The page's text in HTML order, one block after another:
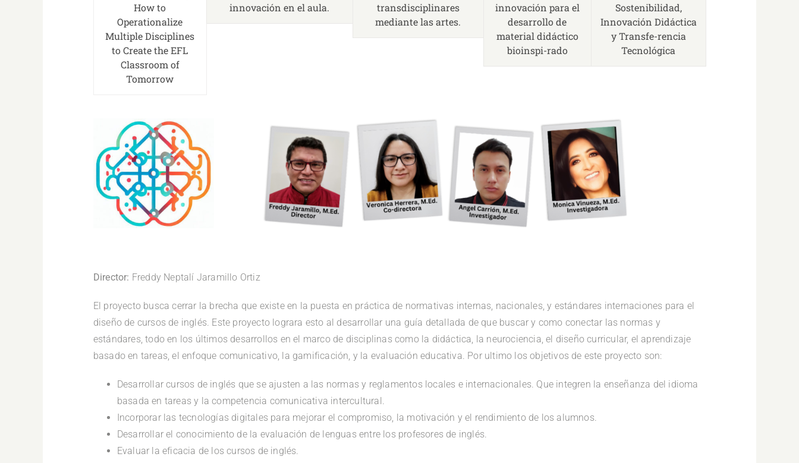
How to
Operationalize
Multiple Disciplines
to Create the EFL
Classroom of
Tomorrow
innovación en el aula.
transdisciplinares
mediante las artes.
innovación para el
desarrollo de
material didáctico
bioinspi-rado
Sostenibilidad,
Innovación Didáctica
y Transfe-rencia
Tecnológica
Director: Freddy Neptalí Jaramillo Ortiz
El proyecto busca cerrar la brecha que existe en la puesta en práctica de normativas internas, nacionales, y estándares internaciones para el
diseño de cursos de inglés. Este proyecto lograra esto al desarrollar una guía detallada de que buscar y como conectar las normas y
estándares, todo en los últimos desarrollos en el marco de disciplinas como la didáctica, la neurociencia, el diseño curricular, el aprendizaje
basado en tareas, el enfoque comunicativo, la gamificación, y la evaluación educativa. Por ultimo los objetivos de este proyecto son:
Desarrollar cursos de inglés que se ajusten a las normas y reglamentos locales e internacionales. Que integren la enseñanza del idioma
basada en tareas y la competencia comunicativa intercultural.
Incorporar las tecnologías digitales para mejorar el compromiso, la motivación y el rendimiento de los alumnos.
Desarrollar el conocimiento de la evaluación de lenguas entre los profesores de inglés.
Evaluar la eficacia de los cursos de inglés.